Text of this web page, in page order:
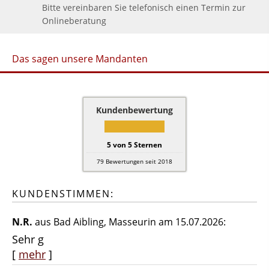
Bitte vereinbaren Sie telefonisch einen Termin zur
Onlineberatung
Das sagen unsere Mandanten
Kundenbewertung
5von 5Sternen
79 Bewertungen seit 2018
KUNDENSTIMMEN:
N.R. aus Bad Aibling, Masseurin am 15.07.2026:
Sehr g
[ mehr ]